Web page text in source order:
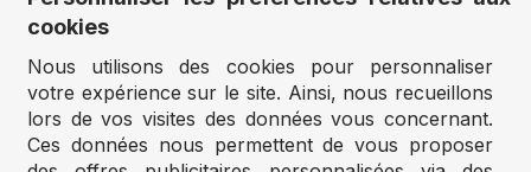
Bluebird Puzzle
cookies
Nous utilisons des cookies pour personnaliser
votre expérience sur le site. Ainsi, nous recueillons
lors de vos visites des données vous concernant.
Ces données nous permettent de vous proposer